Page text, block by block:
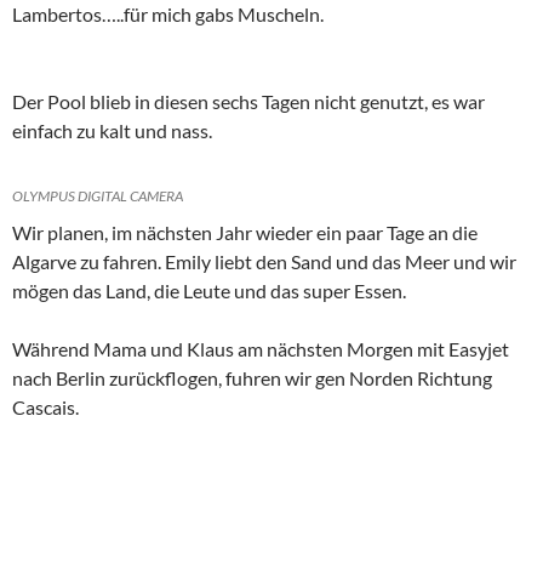
Lambertos…..für mich gabs Muscheln.
Der Pool blieb in diesen sechs Tagen nicht genutzt, es war
einfach zu kalt und nass.
OLYMPUS DIGITAL CAMERA
Wir planen, im nächsten Jahr wieder ein paar Tage an die
Algarve zu fahren. Emily liebt den Sand und das Meer und wir
mögen das Land, die Leute und das super Essen.
Während Mama und Klaus am nächsten Morgen mit Easyjet
nach Berlin zurückflogen, fuhren wir gen Norden Richtung
Cascais.